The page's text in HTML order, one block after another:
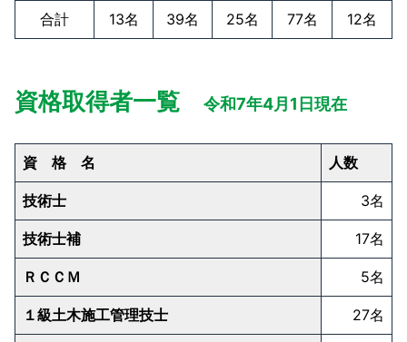
合計 13名 39名 25名 77名 12名
資格取得者一覧 令和7年4月1日現在
資格名 人数
技術士 3名
技術士補 17名
ＲＣＣＭ 5名
１級土木施工管理技士 27名